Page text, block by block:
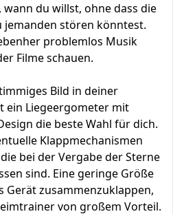
du willst, ohne dass die
jemanden stören könntest.
problemlos Musik
Filme schauen.
Bild in deiner
ein Liegeergometer mit
die beste Wahl für dich.
Klappmechanismen
bei der Vergabe der Sterne
sind. Eine geringe Größe
Gerät zusammenzuklappen,
von großem Vorteil.